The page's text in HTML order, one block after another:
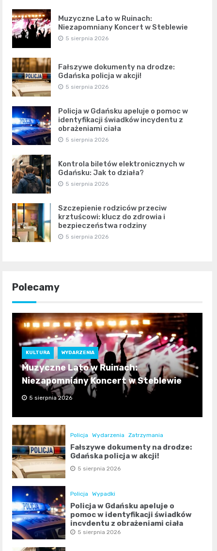
Muzyczne Lato w Ruinach:
Niezapomniany Koncert w Steblewie
5 sierpnia 2026
Fałszywe dokumenty na drodze:
Gdańska policja w akcji!
5 sierpnia 2026
Policja w Gdańsku apeluje o pomoc w
identyfikacji świadków incydentu z
obrażeniami ciała
5 sierpnia 2026
Kontrola biletów elektronicznych w
Gdańsku: Jak to działa?
5 sierpnia 2026
Szczepienie rodziców przeciw
krztuścowi: klucz do zdrowia i
bezpieczeństwa rodziny
5 sierpnia 2026
Polecamy
KULTURA WYDARZENIA
Muzyczne Lato w Ruinach:
Niezapomniany Koncert w Steblewie
5 sierpnia 2026
Policja Wydarzenia Zatrzymania
Fałszywe dokumenty na drodze:
Gdańska policja w akcji!
5 sierpnia 2026
Policja Wypadki
Policja w Gdańsku apeluje o
pomoc w identyfikacji świadków
incydentu z obrażeniami ciała
5 sierpnia 2026